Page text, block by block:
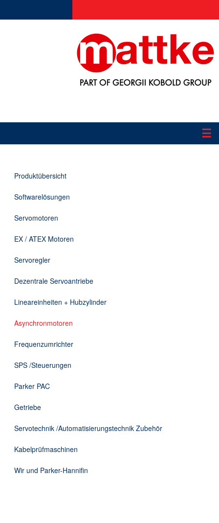
☰
Applikationen
Informationen
Downloads
Kontakt
Produktübersicht
Softwarelösungen
Servomotoren
EX / ATEX Motoren
Servoregler
Dezentrale Servoantriebe
Lineareinheiten + Hubzylinder
Asynchronmotoren
Frequenzumrichter
SPS /Steuerungen
Parker PAC
Getriebe
Servotechnik /Automatisierungstechnik Zubehör
Kabelprüfmaschinen
Wir und Parker-Hannifin